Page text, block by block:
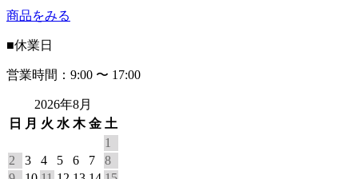
商品をみる
■休業日
営業時間：9:00 〜 17:00
2026年8月
日
月 火 水 木 金 土
1
2
3 4 5 6 7
8